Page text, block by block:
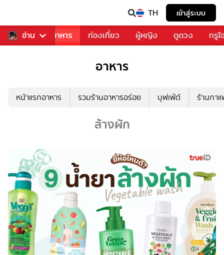
TH เข้าสู่ระบบ
อ่าน
การเพลง อาหาร ท่องเที่ยว ผู้หญิง ดูดวง ทรู
อาหาร
หน้าแรกอาหาร รวมร้านอาหารอร่อย บุฟเฟ่ต์ ร้านกา
ล้างผัก